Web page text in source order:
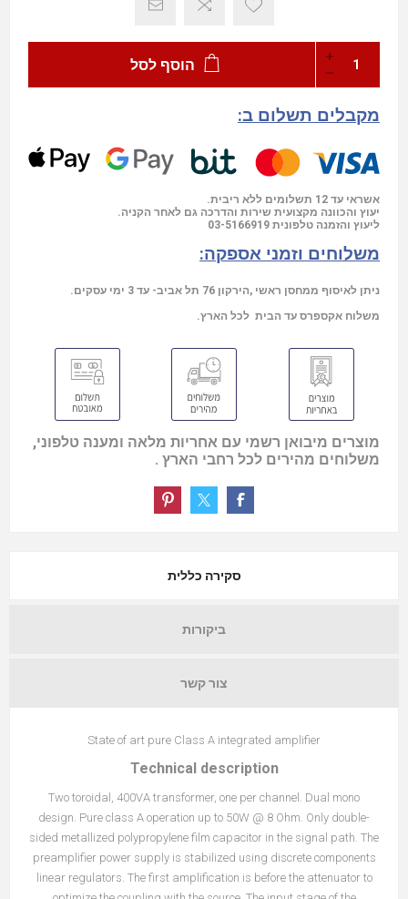
הוסף לסל
מקבלים תשלום ב:
אשראי עד 12 תשלומים ללא ריבית.
יעוץ והכוונה מקצועית שירות והדרכה גם לאחר הקניה.
ליעוץ והזמנה טלפונית 03-5166919
משלוחים וזמני אספקה:
ניתן לאיסוף ממחסן ראשי ,הירקון 76 תל אביב- עד 3 ימי עסקים.
משלוח אקספרס עד הבית לכל הארץ.
מוצרים מיבואן רשמי עם אחריות מלאה ומענה טלפוני,
משלוחים מהירים לכל רחבי הארץ .
סקירה כללית
ביקורות
צור קשר
State of art pure Class A integrated amplifier
Technical description
Two toroidal, 400VA transformer, one per channel. Dual mono
design. Pure class A operation up to 50W @ 8 Ohm. Only double-
sided metallized polypropylene film capacitor in the signal path. The
preamplifier power supply is stabilized using discrete components
linear regulators. The first amplification is before the attenuator to